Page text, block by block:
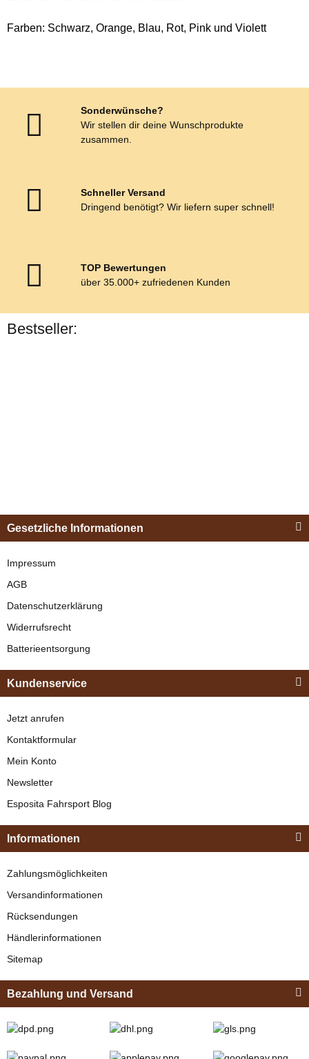
Farben: Schwarz, Orange, Blau, Rot, Pink und Violett
Sonderwünsche?
Wir stellen dir deine Wunschprodukte
zusammen.
Schneller Versand
Dringend benötigt? Wir liefern super schnell!
TOP Bewertungen
über 35.000+ zufriedenen Kunden
Bestseller:
"Shettyglück"
"Shettyglück"
Braun
329,00 €*
Gesetzliche Informationen
Impressum
AGB
Datenschutzerklärung
Widerrufsrecht
Batterieentsorgung
Kundenservice
Jetzt anrufen
Kontaktformular
Mein Konto
Newsletter
Esposita Fahrsport Blog
Informationen
Zahlungsmöglichkeiten
Versandinformationen
Rücksendungen
Händlerinformationen
Sitemap
Bezahlung und Versand